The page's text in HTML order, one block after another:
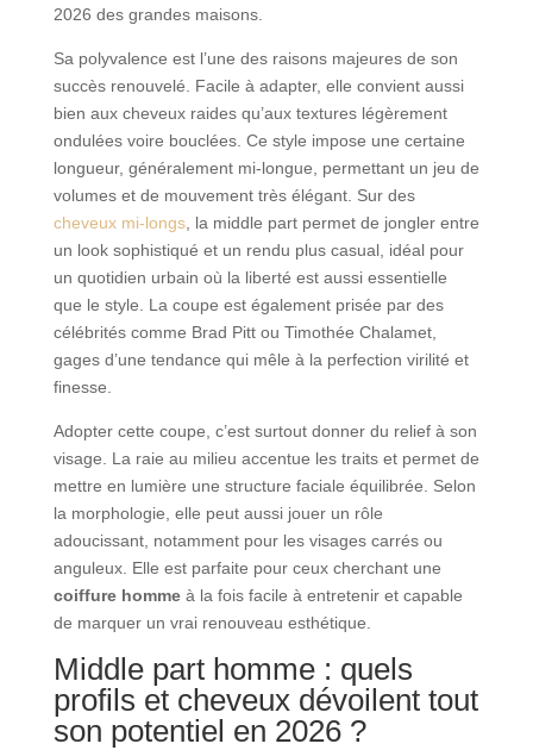
2026 des grandes maisons.
Sa polyvalence est l’une des raisons majeures de son
succès renouvelé. Facile à adapter, elle convient aussi
bien aux cheveux raides qu’aux textures légèrement
ondulées voire bouclées. Ce style impose une certaine
longueur, généralement mi-longue, permettant un jeu de
volumes et de mouvement très élégant. Sur des
cheveux mi-longs, la middle part permet de jongler entre
un look sophistiqué et un rendu plus casual, idéal pour
un quotidien urbain où la liberté est aussi essentielle
que le style. La coupe est également prisée par des
célébrités comme Brad Pitt ou Timothée Chalamet,
gages d’une tendance qui mêle à la perfection virilité et
finesse.
Adopter cette coupe, c’est surtout donner du relief à son
visage. La raie au milieu accentue les traits et permet de
mettre en lumière une structure faciale équilibrée. Selon
la morphologie, elle peut aussi jouer un rôle
adoucissant, notamment pour les visages carrés ou
anguleux. Elle est parfaite pour ceux cherchant une
coiffure hommeà la fois facile à entretenir et capable
de marquer un vrai renouveau esthétique.
Middle part homme : quels
profils et cheveux dévoilent tout
son potentiel en 2026 ?